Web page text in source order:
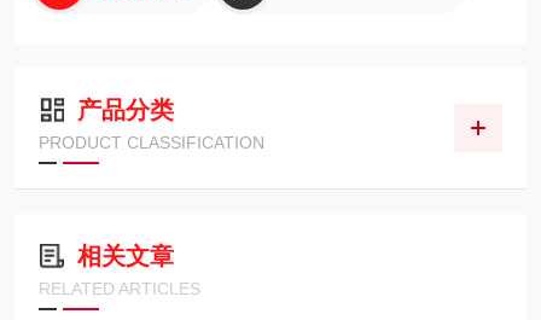
产品分类
PRODUCT CLASSIFICATION
相关文章
RELATED ARTICLES